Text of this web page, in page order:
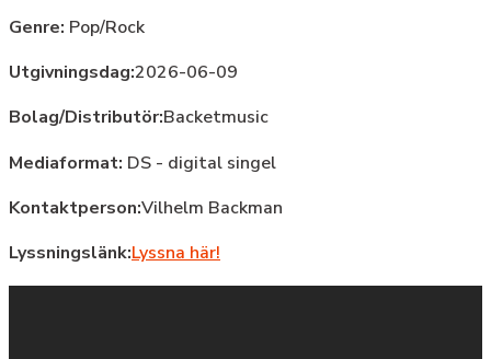
Genre: Pop/Rock
Utgivningsdag:2026-06-09
Bolag/Distributör:Backetmusic
Mediaformat: DS - digital singel
Kontaktperson:Vilhelm Backman
Lyssningslänk:Lyssna här!